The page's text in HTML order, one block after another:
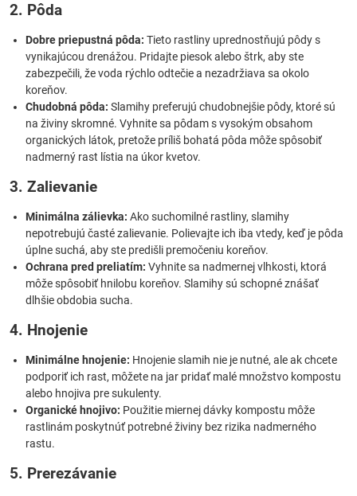
2. Pôda
Dobre priepustná pôda: Tieto rastliny uprednostňujú pôdy s
vynikajúcou drenážou. Pridajte piesok alebo štrk, aby ste
zabezpečili, že voda rýchlo odtečie a nezadržiava sa okolo
koreňov.
Chudobná pôda: Slamihy preferujú chudobnejšie pôdy, ktoré sú
na živiny skromné. Vyhnite sa pôdam s vysokým obsahom
organických látok, pretože príliš bohatá pôda môže spôsobiť
nadmerný rast lístia na úkor kvetov.
3. Zalievanie
Minimálna zálievka: Ako suchomilné rastliny, slamihy
nepotrebujú časté zalievanie. Polievajte ich iba vtedy, keď je pôda
úplne suchá, aby ste predišli premočeniu koreňov.
Ochrana pred preliatím: Vyhnite sa nadmernej vlhkosti, ktorá
môže spôsobiť hnilobu koreňov. Slamihy sú schopné znášať
dlhšie obdobia sucha.
4. Hnojenie
Minimálne hnojenie: Hnojenie slamih nie je nutné, ale ak chcete
podporiť ich rast, môžete na jar pridať malé množstvo kompostu
alebo hnojiva pre sukulenty.
Organické hnojivo: Použitie miernej dávky kompostu môže
rastlinám poskytnúť potrebné živiny bez rizika nadmerného
rastu.
5. Prerezávanie